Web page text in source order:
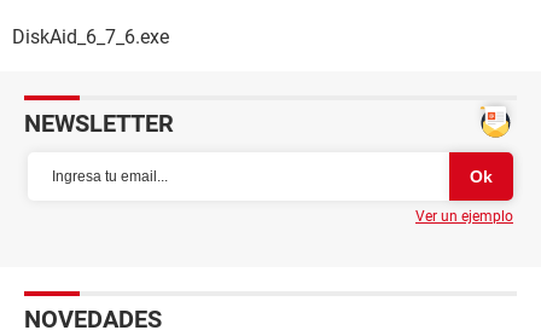
DiskAid_6_7_6.exe
NEWSLETTER
Ver un ejemplo
NOVEDADES